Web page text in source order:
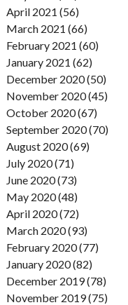
April 2021 (56)
March 2021 (66)
February 2021 (60)
January 2021 (62)
December 2020 (50)
November 2020 (45)
October 2020 (67)
September 2020 (70)
August 2020 (69)
July 2020 (71)
June 2020 (73)
May 2020 (48)
April 2020 (72)
March 2020 (93)
February 2020 (77)
January 2020 (82)
December 2019 (78)
November 2019 (75)